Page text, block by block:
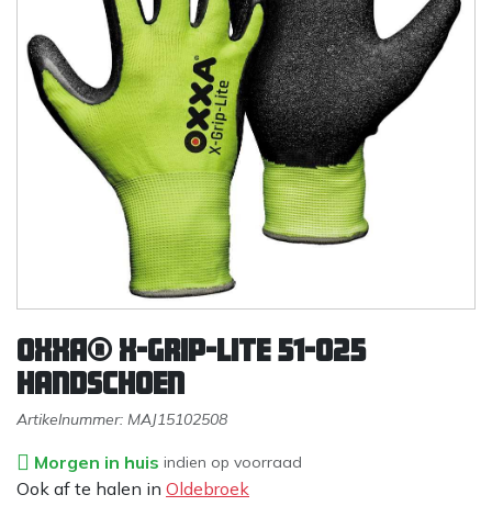
OXXA® X-Grip-Lite 51-025
handschoen
Artikelnummer: MAJ15102508
Morgen in huis indien op voorraad
Ook af te halen in Oldebroek